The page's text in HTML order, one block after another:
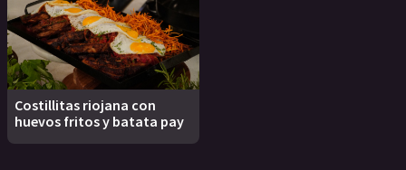
Costillitas riojana con
huevos fritos y batata pay